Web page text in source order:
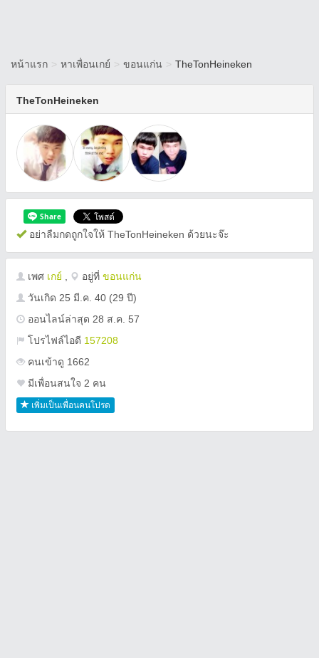
หน้าแรก > หาเพื่อนเกย์ > ขอนแก่น > TheTonHeineken
TheTonHeineken
อย่าลืมกดถูกใจให้ TheTonHeineken ด้วยนะจ๊ะ
เพศ เกย์ อยู่ที่ ขอนแก่น
วันเกิด 25 มี.ค. 40 (29 ปี)
ออนไลน์ล่าสุด 28 ส.ค. 57
โปรไฟล์ไอดี 157208
คนเข้าดู 1662
มีเพื่อนสนใจ 2 คน
เพิ่มเป็นเพื่อนคนโปรด